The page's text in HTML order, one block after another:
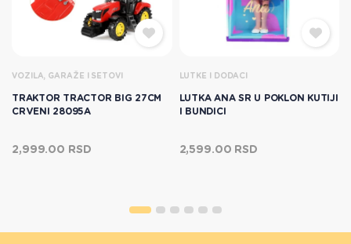
VOZILA, GARAŽE I SETOVI
TRAKTOR TRACTOR BIG 27CM
CRVENI 28095A
2,999.00 RSD
LUTKE I DODACI
LUTKA ANA SR U POKLON KUTIJI
I BUNDICI
2,599.00 RSD